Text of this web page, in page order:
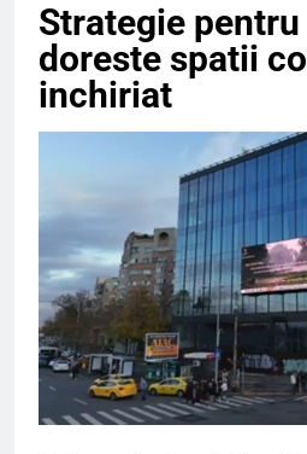
Strategie
doreste spatii
inchiriat